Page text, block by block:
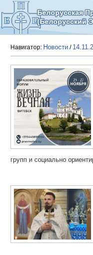
Белорусская
(Белорусский
Навигатор: Новости /
групп и социально